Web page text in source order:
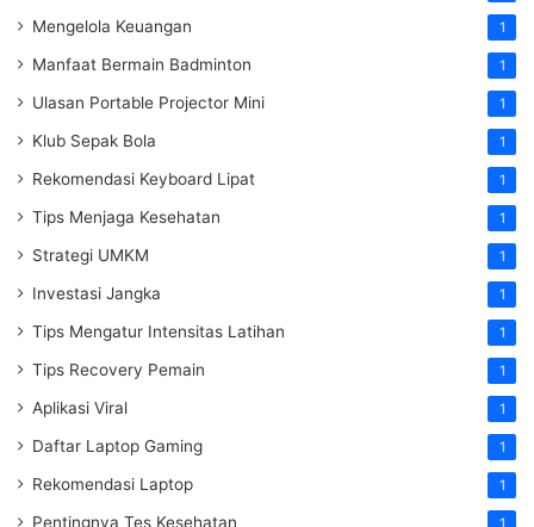
Mengelola Keuangan 1
Manfaat Bermain Badminton 1
Ulasan Portable Projector Mini 1
Klub Sepak Bola 1
Rekomendasi Keyboard Lipat 1
Tips Menjaga Kesehatan 1
Strategi UMKM 1
Investasi Jangka 1
Tips Mengatur Intensitas Latihan 1
Tips Recovery Pemain 1
Aplikasi Viral 1
Daftar Laptop Gaming 1
Rekomendasi Laptop 1
Pentingnya Tes Kesehatan 1